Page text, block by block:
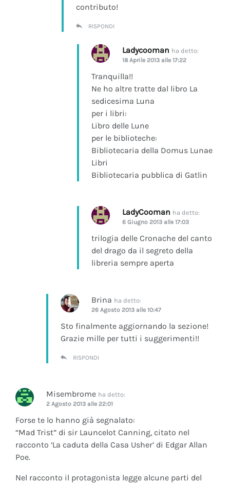
contributo!
RISPONDI
Ladycooman ha detto:
18 Aprile 2013 alle 17:22
Tranquilla!!
Ne ho altre tratte dal libro La
sedicesima Luna
per i libri:
Libro delle Lune
per le biblioteche:
Bibliotecaria della Domus Lunae
Libri
Bibliotecaria pubblica di Gatlin
LadyCooman ha detto:
6 Giugno 2013 alle 17:03
trilogia delle Cronache del canto
del drago da il segreto della
libreria sempre aperta
Brina ha detto:
26 Agosto 2013 alle 10:47
Sto finalmente aggiornando la sezione!
Grazie mille per tutti i suggerimenti!!
RISPONDI
Misembrome ha detto:
2 Agosto 2013 alle 22:01
Forse te lo hanno già segnalato:
“Mad Trist” di sir Launcelot Canning, citato nel
racconto ‘La caduta della Casa Usher’ di Edgar Allan
Poe.
Nel racconto il protagonista legge alcune parti del